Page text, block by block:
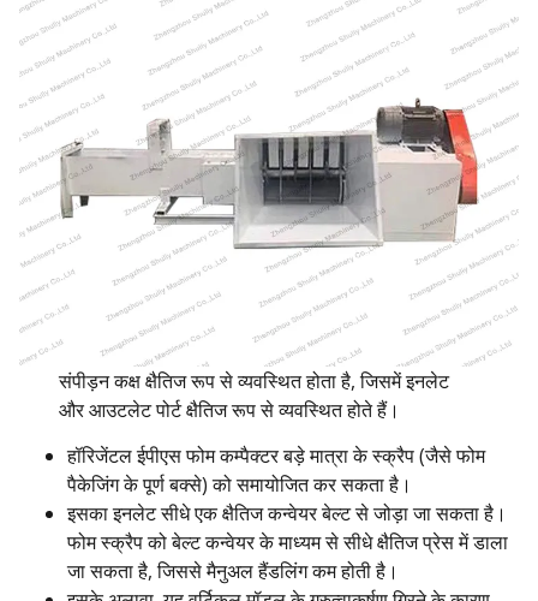
संपीड़न कक्ष क्षैतिज रूप से व्यवस्थित होता है, जिसमें इनलेट
और आउटलेट पोर्ट क्षैतिज रूप से व्यवस्थित होते हैं।
हॉरिजेंटल ईपीएस फोम कम्पैक्टर बड़े मात्रा के स्क्रैप (जैसे फोम
पैकेजिंग के पूर्ण बक्से) को समायोजित कर सकता है।
इसका इनलेट सीधे एक क्षैतिज कन्वेयर बेल्ट से जोड़ा जा सकता है।
फोम स्क्रैप को बेल्ट कन्वेयर के माध्यम से सीधे क्षैतिज प्रेस में डाला
जा सकता है, जिससे मैनुअल हैंडलिंग कम होती है।